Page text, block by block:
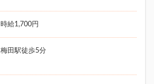
時給1,700円
梅田駅徒歩5分